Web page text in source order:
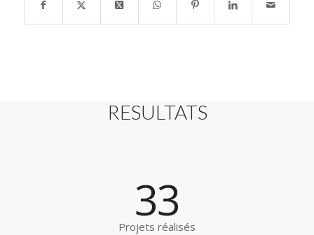
RESULTATS
33
Projets réalisés